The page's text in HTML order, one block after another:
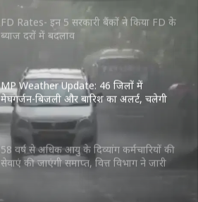
FD Rates- इन 5 सरकारी बैंकों ने किया FD के
ब्याज दरों में बदलाव
MP Weather Update: 46 जिलों में
मेघगर्जन-बिजली और बारिश का अलर्ट, चलेगी
तेज हवा, पूरे हफ्ते जारी रहेगा वर्षा का दौर
58 वर्ष से अधिक आयु के दिव्यांग कर्मचारियों की
सेवाएं की जाएंगी समाप्त, वित्त विभाग ने जारी